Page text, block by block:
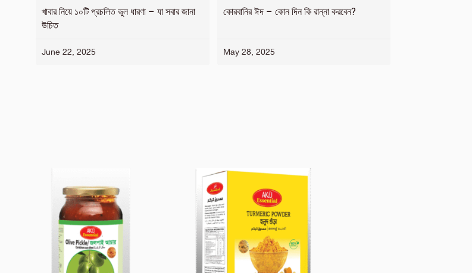
খাবার নিয়ে ১০টি প্রচলিত ভুল ধারণা – যা সবার জানা
উচিত
June 22, 2025
কোরবানির ঈদ – কোন দিন কি রান্না করবেন?
May 28, 2025